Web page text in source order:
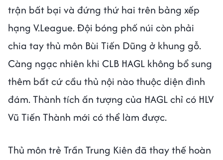
trận bất bại và đứng thứ hai trên bảng xếp
hạng V.League. Đội bóng phố núi còn phải
chia tay thủ môn Bùi Tiến Dũng ở khung gỗ.
Càng ngạc nhiên khi CLB HAGL không bổ sung
thêm bất cứ cầu thủ nội nào thuộc diện đình
đám. Thành tích ấn tượng của HAGL chỉ có HLV
Vũ Tiến Thành mới có thể làm được.
Thủ môn trẻ Trần Trung Kiên đã thay thế hoàn